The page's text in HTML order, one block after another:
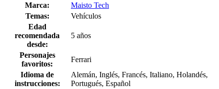
Marca:
Maisto Tech
Temas:
Vehículos
Edad
recomendada
desde:
5 años
Personajes
favoritos:
Ferrari
Idioma de
instrucciones:
Alemán, Inglés, Francés, Italiano, Holandés,
Portugués, Español